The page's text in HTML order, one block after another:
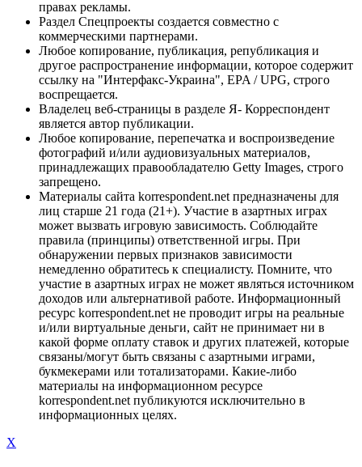
правах рекламы.
Раздел Спецпроекты создается совместно с
коммерческими партнерами.
Любое копирование, публикация, републикация и
другое распространение информации, которое содержит
ссылку на "Интерфакс-Украина", EPA / UPG, строго
воспрещается.
Владелец веб-страницы в разделе Я- Корреспондент
является автор публикации.
Любое копирование, перепечатка и воспроизведение
фотографий и/или аудиовизуальных материалов,
принадлежащих правообладателю Getty Images, строго
запрещено.
Материалы сайта korrespondent.net предназначены для
лиц старше 21 года (21+). Участие в азартных играх
может вызвать игровую зависимость. Соблюдайте
правила (принципы) ответственной игры. При
обнаружении первых признаков зависимости
немедленно обратитесь к специалисту. Помните, что
участие в азартных играх не может являться источником
доходов или альтернативой работе. Информационный
ресурс korrespondent.net не проводит игры на реальные
и/или виртуальные деньги, сайт не принимает ни в
какой форме оплату ставок и других платежей, которые
связаны/могут быть связаны с азартными играми,
букмекерами или тотализаторами. Какие-либо
материалы на информационном ресурсе
korrespondent.net публикуются исключительно в
информационных целях.
X